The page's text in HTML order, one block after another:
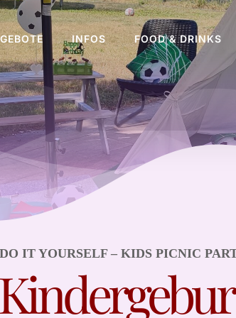
INFOS FOOD & DRINKS
DO IT YOURSELF – KIDS PICNIC